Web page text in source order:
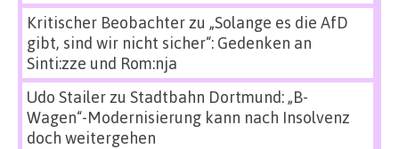
Kritischer Beobachterzu „Solange es die AfD
gibt, sind wir nicht sicher“: Gedenken an
Sinti:zze und Rom:nja
Udo Stailerzu Stadtbahn Dortmund: „B-
Wagen“-Modernisierung kann nach Insolvenz
doch weitergehen